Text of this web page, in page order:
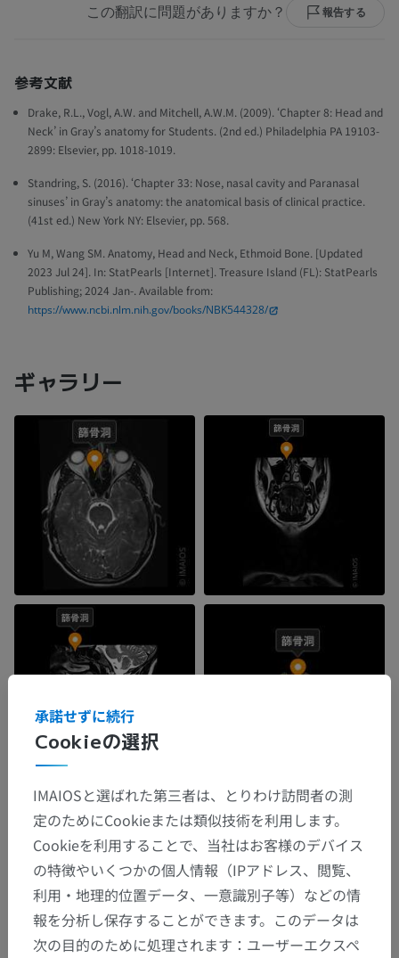
この翻訳に問題がありますか？ 報告する
参考文献
Drake, R.L., Vogl, A.W. and Mitchell, A.W.M. (2009). ‘Chapter 8: Head and
Neck’ in Gray’s anatomy for Students. (2nd ed.) Philadelphia PA 19103-
2899: Elsevier, pp. 1018-1019.
Standring, S. (2016). ‘Chapter 33: Nose, nasal cavity and Paranasal
sinuses’ in Gray’s anatomy: the anatomical basis of clinical practice.
(41st ed.) New York NY: Elsevier, pp. 568.
Yu M, Wang SM. Anatomy, Head and Neck, Ethmoid Bone. [Updated
2023 Jul 24]. In: StatPearls [Internet]. Treasure Island (FL): StatPearls
Publishing; 2024 Jan-. Available from:
https://www.ncbi.nlm.nih.gov/books/NBK544328/
ギャラリー
Cookieの選択
承諾せずに続行
IMAIOSと選ばれた第三者は、とりわけ訪問者の測
定のためにCookieまたは類似技術を利用します。
Cookieを利用することで、当社はお客様のデバイス
の特徴やいくつかの個人情報（IPアドレス、閲覧、
利用・地理的位置データ、一意識別子等）などの情
報を分析し保存することができます。このデータは
次の目的のために処理されます：ユーザーエクスペ